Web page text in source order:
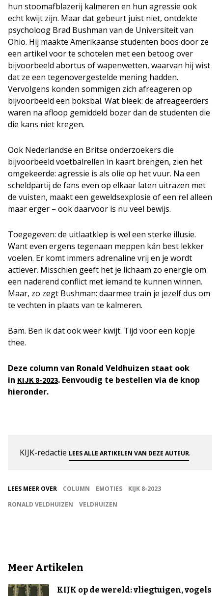
hun stoomafblazerij kalmeren en hun agressie ook
echt kwijt zijn. Maar dat gebeurt juist niet, ontdekte
psycholoog Brad Bushman van de Universiteit van
Ohio. Hij maakte Amerikaanse studenten boos door ze
een artikel voor te schotelen met een betoog over
bijvoorbeeld abortus of wapenwetten, waarvan hij wist
dat ze een tegenovergestelde mening hadden.
Vervolgens konden sommigen zich afreageren op
bijvoorbeeld een boksbal. Wat bleek: de afreageerders
waren na afloop gemiddeld bozer dan de studenten die
die kans niet kregen.
Ook Nederlandse en Britse onderzoekers die
bijvoorbeeld voetbalrellen in kaart brengen, zien het
omgekeerde: agressie is als olie op het vuur. Na een
scheldpartij de fans even op elkaar laten uitrazen met
de vuisten, maakt een geweldsexplosie of een rel alleen
maar erger – ook daarvoor is nu veel bewijs.
Toegegeven: de uitlaatklep is wel een sterke illusie.
Want even ergens tegenaan meppen kán best lekker
voelen. Er komt immers adrenaline vrij en je wordt
actiever. Misschien geeft het je lichaam zo energie om
een naderend conflict met iemand te kunnen winnen.
Maar, zo zegt Bushman: daarmee train je jezelf dus om
te vechten in plaats van te kalmeren.
Bam. Ben ik dat ook weer kwijt. Tijd voor een kopje
thee.
Deze column van Ronald Veldhuizen staat ook
in KIJK 8-2023. Eenvoudig te bestellen via de knop
hieronder.
KIJK-redactie LEES ALLE ARTIKELEN VAN DEZE AUTEUR.
LEES MEER OVER COLUMN EMOTIES
KIJK 8-2023
RONALD VELDHUIZEN
VELDHUIZEN
Meer Artikelen
KIJK op de wereld: vliegtuigen, vogels